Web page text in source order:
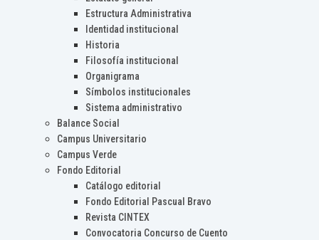
Estructura Administrativa
Identidad institucional
Historia
Filosofía institucional
Organigrama
Símbolos institucionales
Sistema administrativo
Balance Social
Campus Universitario
Campus Verde
Fondo Editorial
Catálogo editorial
Fondo Editorial Pascual Bravo
Revista CINTEX
Convocatoria Concurso de Cuento